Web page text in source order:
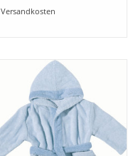
Versandkosten